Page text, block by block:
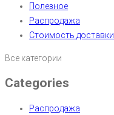
Полезное
Распродажа
Стоимость доставки
Все категории
Categories
Распродажа